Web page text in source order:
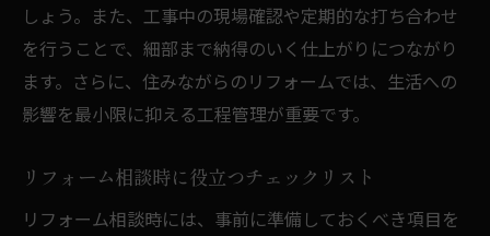
しょう。また、工事中の現場確認や定期的な打ち合わせ
を行うことで、細部まで納得のいく仕上がりにつながり
ます。さらに、住みながらのリフォームでは、生活への
影響を最小限に抑える工程管理が重要です。
リフォーム相談時に役立つチェックリスト
リフォーム相談時には、事前に準備しておくべき項目を